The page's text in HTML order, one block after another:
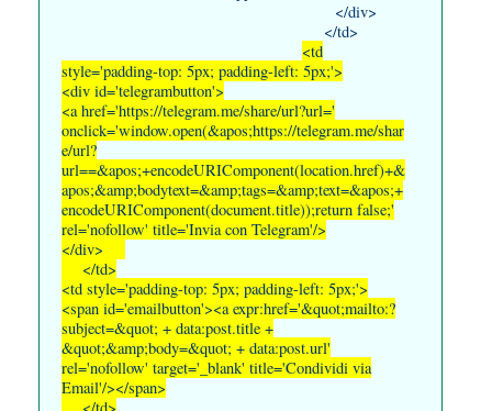
</div>
</td>
<td
style='padding-top: 5px; padding-left: 5px;'>
<div id='telegrambutton'>
<a href='https://telegram.me/share/url?url='
onclick='window.open(&apos;https://telegram.me/shar
e/url?
url==&apos;+encodeURIComponent(location.href)+&
apos;&amp;bodytext=&amp;tags=&amp;text=&apos;+
encodeURIComponent(document.title));return false;'
rel='nofollow' title='Invia con Telegram'/>
</div>
</td>
<td style='padding-top: 5px; padding-left: 5px;'>
<span id='emailbutton'><a expr:href='&quot;mailto:?
subject=&quot; + data:post.title +
&quot;&amp;body=&quot; + data:post.url'
rel='nofollow' target='_blank' title='Condividi via
Email'/></span>